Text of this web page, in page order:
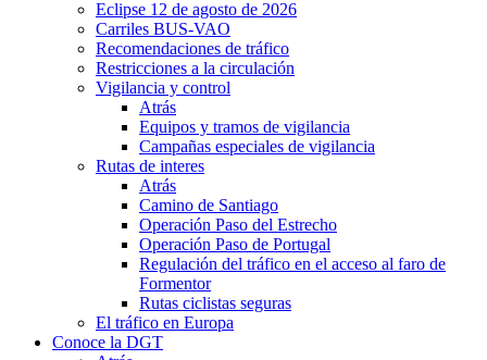
Eclipse 12 de agosto de 2026
Carriles BUS-VAO
Recomendaciones de tráfico
Restricciones a la circulación
Vigilancia y control
Atrás
Equipos y tramos de vigilancia
Campañas especiales de vigilancia
Rutas de interes
Atrás
Camino de Santiago
Operación Paso del Estrecho
Operación Paso de Portugal
Regulación del tráfico en el acceso al faro de
Formentor
Rutas ciclistas seguras
El tráfico en Europa
Conoce la DGT